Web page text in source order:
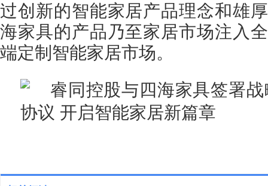
过创新的智能家居产品理念和雄
海家具的产品乃至家居市场注入
端定制智能家居市场。